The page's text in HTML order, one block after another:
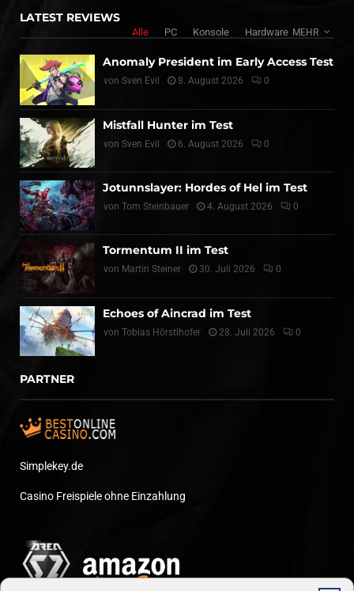
LATEST REVIEWS
Alle PC Konsole Hardware MEHR
Anomaly President im Early Access Test
von Sven Evil 8. August 2026 0
Mistfall Hunter im Test
von Sven Evil 6. August 2026 0
Jotunnslayer: Hordes of Hel im Test
von Tom Steinbauer 4. August 2026 0
Tormentum II im Test
von Martin Steiner 30. Juli 2026 0
Echoes of Aincrad im Test
von Tobias Hörstlhofer 28. Juli 2026 0
PARTNER
Simplekey.de
Casino Freispiele ohne Einzahlung